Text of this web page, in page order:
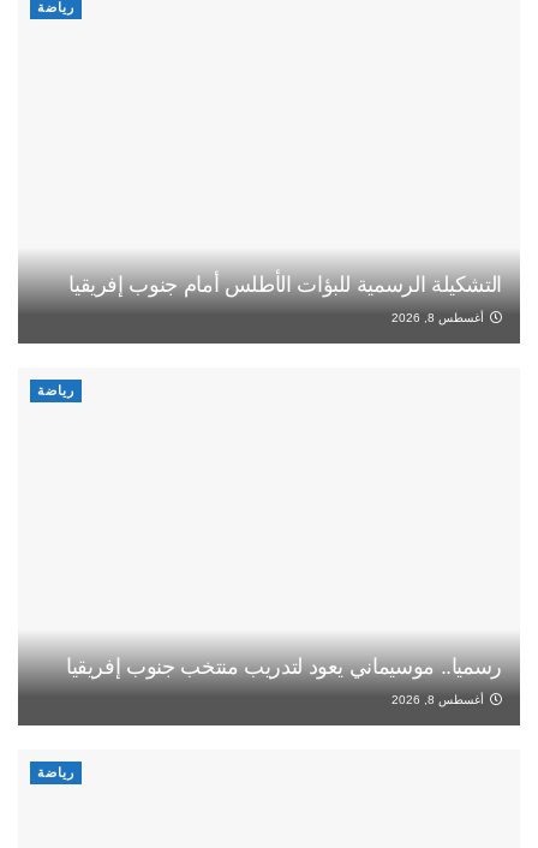
رياضة
التشكيلة الرسمية للبؤات الأطلس أمام جنوب إفريقيا
أغسطس 8, 2026
رياضة
رسميا.. موسيماني يعود لتدريب منتخب جنوب إفريقيا
أغسطس 8, 2026
رياضة